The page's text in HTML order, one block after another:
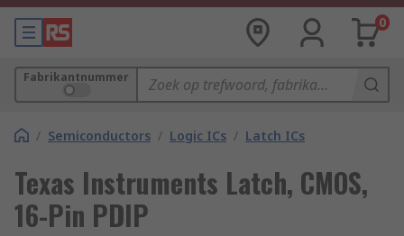
0
Fabrikantnummer
/ Semiconductors / Logic ICs / Latch ICs
Texas Instruments Latch, CMOS,
16-Pin PDIP